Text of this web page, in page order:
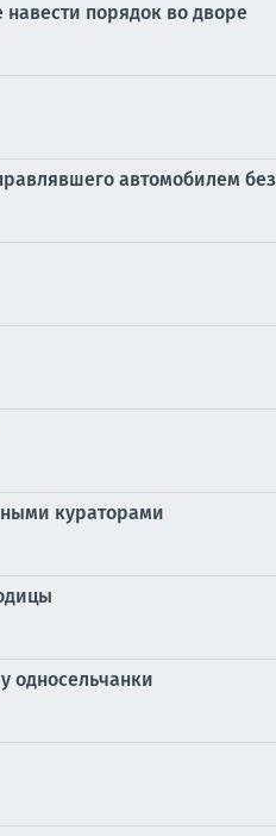
порядок во дворе
автомобилем
кураторами
односельчанки